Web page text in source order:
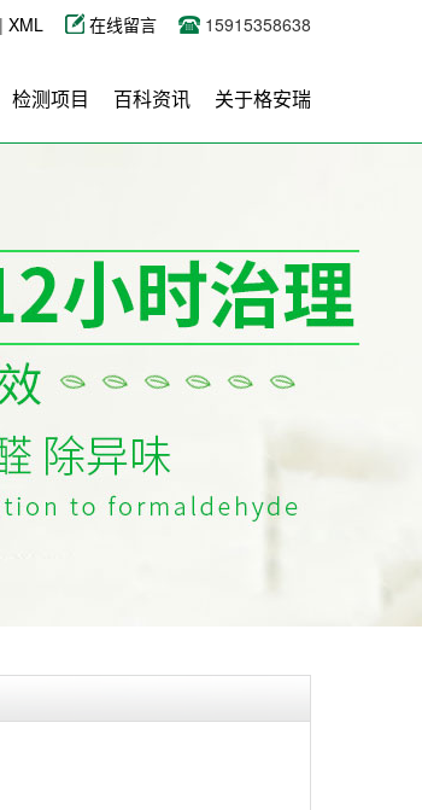
| XML 在线留言 15915358638
检测项目 百科资讯 关于格安瑞